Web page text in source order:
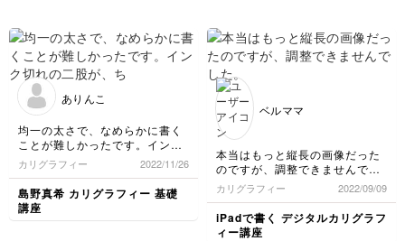
要なことも実感しました。無心
になれる時間にも感謝です。ま
だ練習１回目なので、引き続き
練習を重ねたいと思いました！
ありんこ
均一の太さで、なめらかに書く
ことが難しかったです。インク
切れの二股が、ちょいちょい出
てしまいました。インクの箱を
開封したら漏れており、手や机
が薄黒くなってアタフタしての
スタートでした。楽しみながら
カリグラフィー 2022/11/26
島野真希 カリグラフィー 基礎
講座
ベルママ
本当はもっと縦長の画像だった
のですが、調整できませんでし
た。
カリグラフィー 2022/09/09
iPadで書く デジタルカリグラフ
ィー講座